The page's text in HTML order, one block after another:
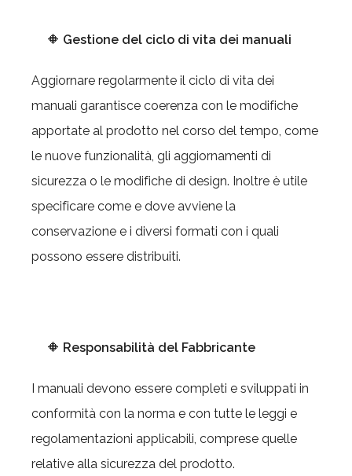
🔶 Gestione del ciclo di vita dei manuali
Aggiornare regolarmente il ciclo di vita dei
manuali garantisce coerenza con le modifiche
apportate al prodotto nel corso del tempo, come
le nuove funzionalità, gli aggiornamenti di
sicurezza o le modifiche di design. Inoltre è utile
specificare come e dove avviene la
conservazione e i diversi formati con i quali
possono essere distribuiti.
🔶 Responsabilità del Fabbricante
I manuali devono essere completi e sviluppati in
conformità con la norma e con tutte le leggi e
regolamentazioni applicabili, comprese quelle
relative alla sicurezza del prodotto.